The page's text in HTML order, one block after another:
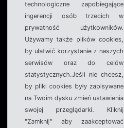
technologiczne zapobiegające
ingerencji osób trzecich w
prywatność użytkowników.
Używamy także plików cookies,
by ułatwić korzystanie z naszych
serwisów oraz do celów
statystycznych.Jeśli nie chcesz,
by pliki cookies były zapisywane
na Twoim dysku zmień ustawienia
swojej przeglądarki. Kliknij
"Zamknij" aby zaakceptować